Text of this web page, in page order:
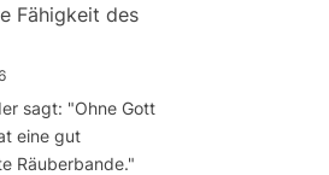
Fähigkeit des
sagt: "Ohne Gott
eine gut
Räuberbande."